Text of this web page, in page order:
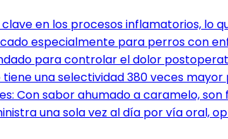
en los procesos inflamatorios, lo
especialmente para perros con
para controlar el dolor
una selectividad 380 veces
Con sabor ahumado a caramelo,
una sola vez al día por vía